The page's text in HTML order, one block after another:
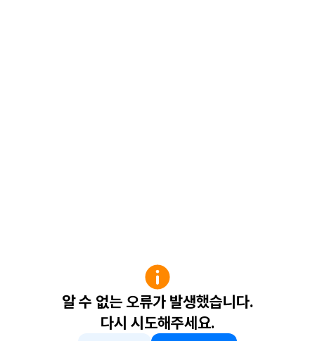
알 수 없는 오류가 발생했습니다.
다시 시도해주세요.